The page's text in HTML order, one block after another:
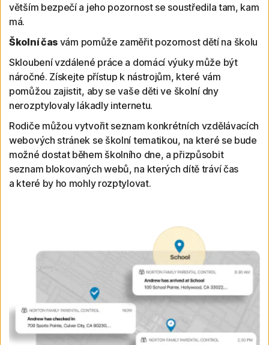
větším bezpečí a jeho pozornost se soustředila tam, kam
má.
Školní čas vám pomůže zaměřit pozornost dětí na školu
Skloubení vzdálené práce a domácí výuky může být
náročné. Získejte přístup k nástrojům, které vám
pomůžou zajistit, aby se vaše děti ve školní dny
nerozptylovaly lákadly internetu.
Rodiče můžou vytvořit seznam konkrétních vzdělávacích
webových stránek se školní tematikou, na které se bude
možné dostat během školního dne, a přizpůsobit
seznam blokovaných webů, na kterých dítě tráví čas
a které by ho mohly rozptylovat.